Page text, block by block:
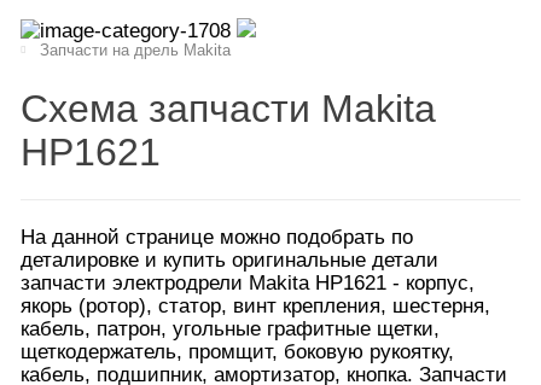
Запчасти на дрель Makita
Схема запчасти Makita
HP1621
На данной странице можно подобрать по
деталировке и купить оригинальные детали
запчасти электродрели Makita HP1621 - корпус,
якорь (ротор), статор, винт крепления, шестерня,
кабель, патрон, угольные графитные щетки,
щеткодержатель, промщит, боковую рукоятку,
кабель, подшипник, амортизатор, кнопка. Запчасти